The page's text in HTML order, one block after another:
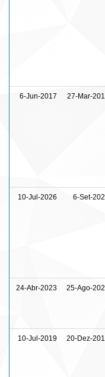
6-Jun-2017 27-Mar-
10-Jul-2026 6-Set-
24-Abr-2023 25-Ago-
10-Jul-2019 20-Dez-